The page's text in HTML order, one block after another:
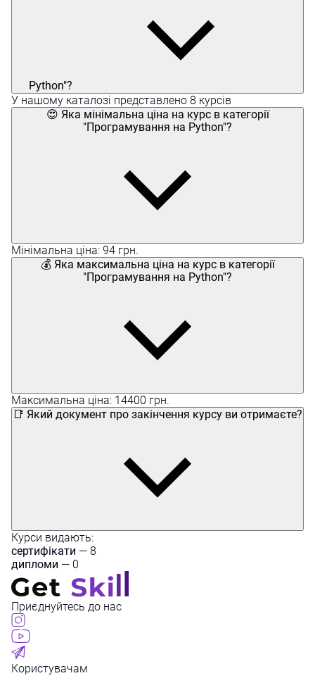
Python"?
У нашому каталозі представлено 8 курсів
😍 Яка мінімальна ціна на курс в категорії
"Програмування на Python"?
Мінімальна ціна: 94 грн.
💰 Яка максимальна ціна на курс в категорії
"Програмування на Python"?
Максимальна ціна: 14400 грн.
📑 Який документ про закінчення курсу ви отримаєте?
Курси видають:
сертифікати — 8
дипломи — 0
Приєднуйтесь до нас
Користувачам